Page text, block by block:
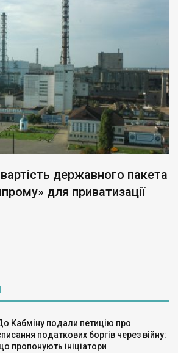
державного пакета
для приватизації
Кабміну подали петицію про
податкових боргів через війну:
пропонують ініціатори